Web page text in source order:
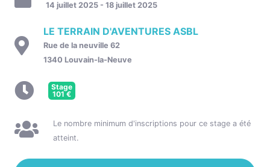
14 juillet 2025 - 18 juillet 2025
LE TERRAIN D'AVENTURES ASBL
Rue de la neuville 62
1340 Louvain-la-Neuve
Stage
101€
Le nombre minimum d'inscriptions pour ce stage a été
atteint.